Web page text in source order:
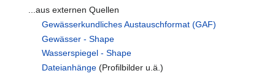
...aus externen Quellen
Gewässerkundliches Austauschformat (GAF)
Gewässer - Shape
Wasserspiegel - Shape
Dateianhänge (Profilbilder u.ä.)